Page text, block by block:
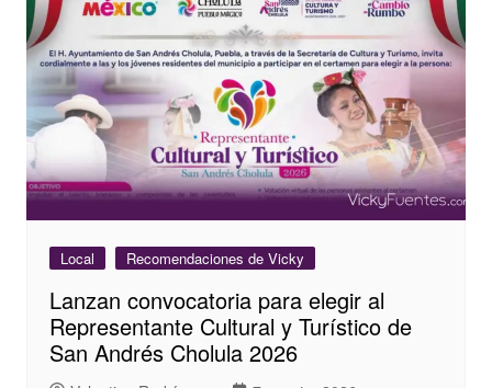
Local Recomendaciones de Vicky
Lanzan convocatoria para elegir al
Representante Cultural y Turístico de
San Andrés Cholula 2026